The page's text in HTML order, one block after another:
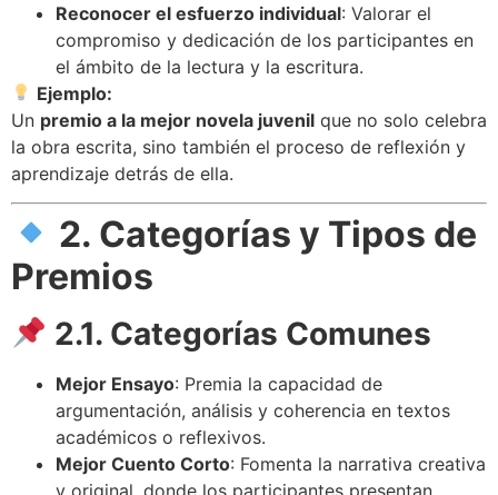
Reconocer el esfuerzo individual: Valorar el
compromiso y dedicación de los participantes en
el ámbito de la lectura y la escritura.
Ejemplo:
Un premio a la mejor novela juvenil que no solo celebra
la obra escrita, sino también el proceso de reflexión y
aprendizaje detrás de ella.
2. Categorías y Tipos de
Premios
2.1. Categorías Comunes
Mejor Ensayo: Premia la capacidad de
argumentación, análisis y coherencia en textos
académicos o reflexivos.
Mejor Cuento Corto: Fomenta la narrativa creativa